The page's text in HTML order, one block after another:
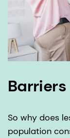
Barriers
So why does
population